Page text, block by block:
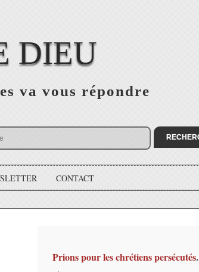
DIEU
va vous répondre
CONTACT
Prions pour les chrétiens persécutés.